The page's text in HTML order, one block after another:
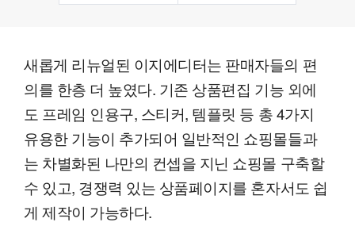
새롭게 리뉴얼된 이지에디터는 판매자들의 편
의를 한층 더 높였다. 기존 상품편집 기능 외에
도 프레임 인용구, 스티커, 템플릿 등 총 4가지
유용한 기능이 추가되어 일반적인 쇼핑몰들과
는 차별화된 나만의 컨셉을 지닌 쇼핑몰 구축할
수 있고, 경쟁력 있는 상품페이지를 혼자서도 쉽
게 제작이 가능하다.